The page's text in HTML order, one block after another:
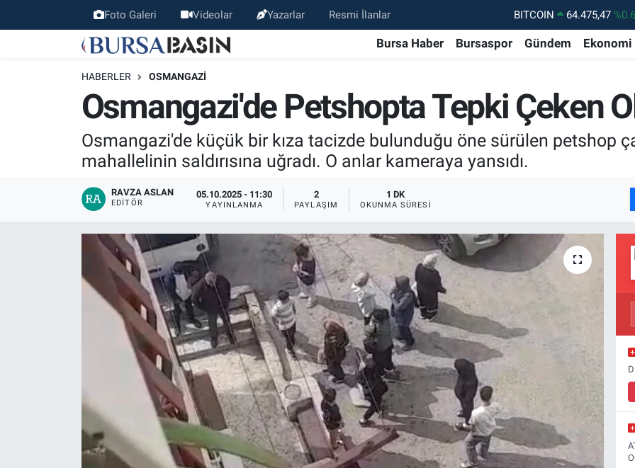
Foto Galeri Videolar Yazarlar Resmi İlanlar BITCOIN 64.475,47
DOLAR
47,5971 %0.05
STERLİN
GRAM ALTIN
6518.23
BİST100
13.703
Bursa Haber Bursaspor Gündem Ekonomi
HABERLER OSMANGAZI
Osmangazi'de Petshopta Tepki Çeken
Osmangazi'de küçük bir kıza tacizde bulunduğu öne sürülen petshop
mahallelinin saldırısına uğradı. O anlar kameraya yansıdı.
RAVZA ASLAN
EDITÖR
05.10.2025 - 11:30
YAYINLANMA
2
PAYLAŞIM
1 DK
OKUNMA SÜRESI
Bursa Haber
Bilim, Teknoloji
KÜLTÜR-SANAT
Bursa Nöbetçi Eczaneler
Bursa Hava Durumu
Bursa Trafik Yoğunluk Haritası
Süper Lig Puan Durumu ve Fikstür
Tüm Manşetler
Son Dakika Haberleri